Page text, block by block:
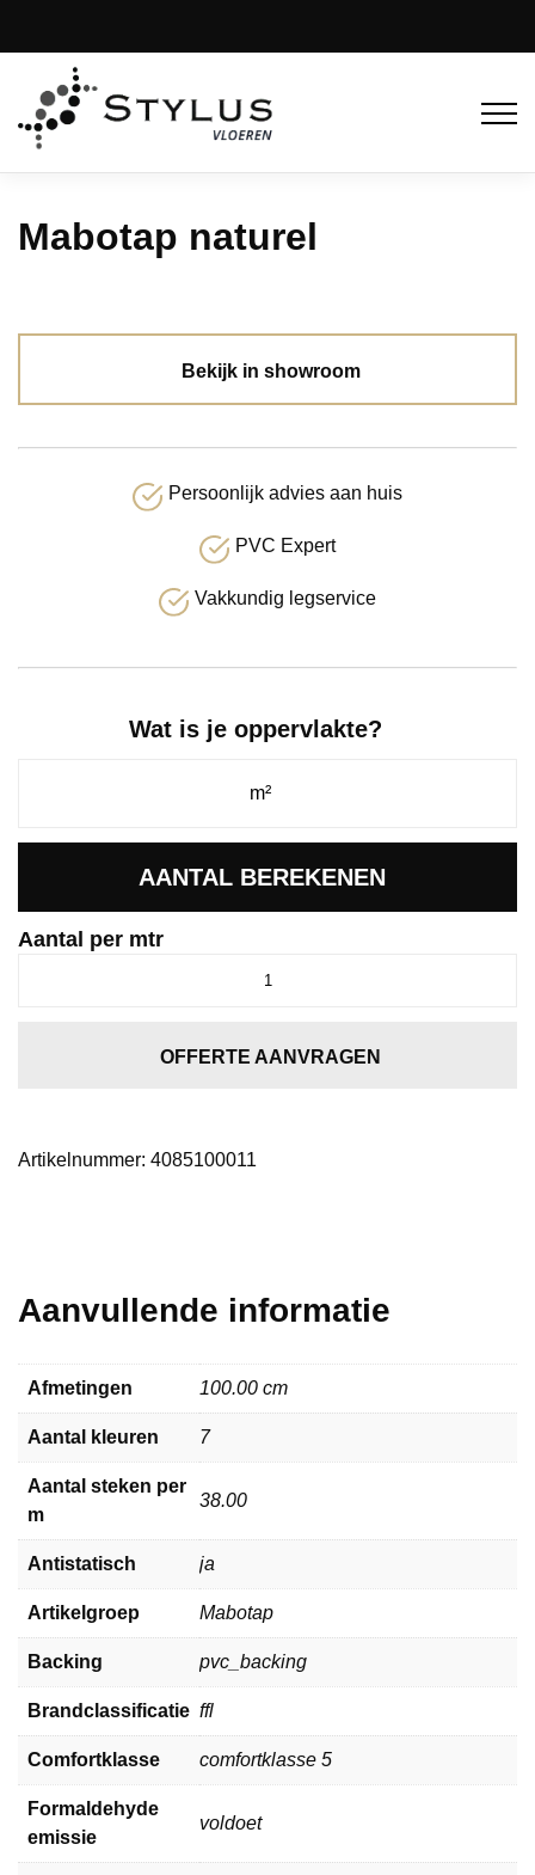
Mabotap naturel
Bekijk in showroom
Persoonlijk advies aan huis
PVC Expert
Vakkundig legservice
Wat is je oppervlakte?
AANTAL BEREKENEN
Aantal per mtr
OFFERTE AANVRAGEN
Artikelnummer: 4085100011
Aanvullende informatie
Afmetingen 100.00 cm
Aantal kleuren 7
Aantal steken per
m
38.00
Antistatisch ja
Artikelgroep Mabotap
Backing pvc_backing
Brandclassificatie ffl
Comfortklasse comfortklasse 5
Formaldehyde
emissie
voldoet